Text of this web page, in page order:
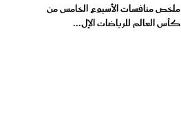
ملخص منافسات الأسبوع الخامس من
كأس العالم للرياضات الإل...